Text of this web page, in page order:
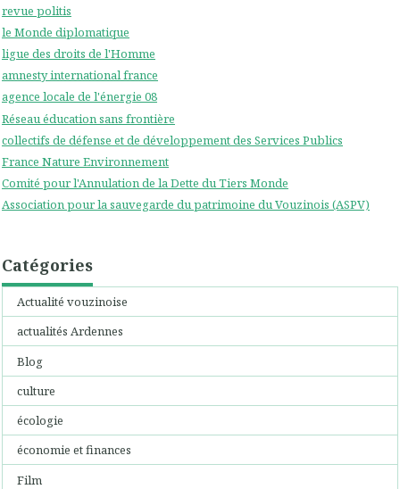
revue politis
le Monde diplomatique
ligue des droits de l'Homme
amnesty international france
agence locale de l'énergie 08
Réseau éducation sans frontière
collectifs de défense et de développement des Services Publics
France Nature Environnement
Comité pour l'Annulation de la Dette du Tiers Monde
Association pour la sauvegarde du patrimoine du Vouzinois (ASPV)
Catégories
Actualité vouzinoise
actualités Ardennes
Blog
culture
écologie
économie et finances
Film